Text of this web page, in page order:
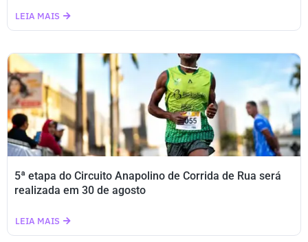
LEIA MAIS
5ª etapa do Circuito Anapolino de Corrida de Rua será
realizada em 30 de agosto
LEIA MAIS